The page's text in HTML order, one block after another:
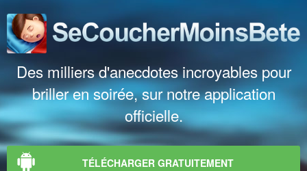
Des milliers d'anecdotes incroyables pour
briller en soirée, sur notre application
officielle.
TÉLÉCHARGER GRATUITEMENT